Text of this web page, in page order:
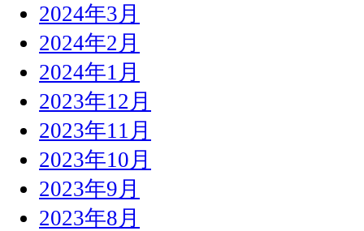
2024年3月
2024年2月
2024年1月
2023年12月
2023年11月
2023年10月
2023年9月
2023年8月